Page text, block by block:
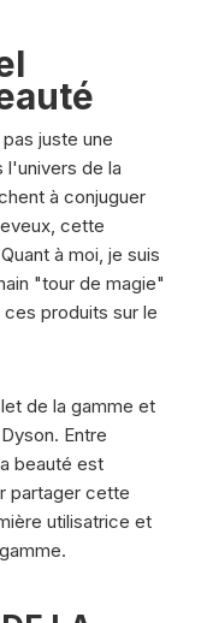
juste une
l'univers de la
à conjuguer
cette
à moi, je suis
"tour de magie"
produits sur le
de la gamme et
Entre
beauté est
partager cette
utilisatrice et